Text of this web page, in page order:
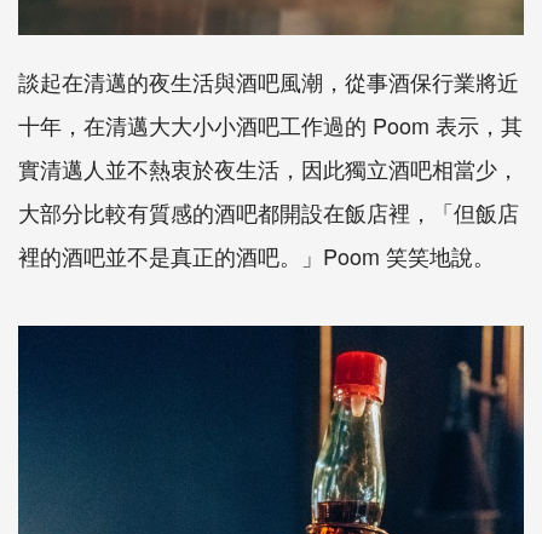
談起在清邁的夜生活與酒吧風潮，從事酒保行業將近
十年，在清邁大大小小酒吧工作過的 Poom 表示，其
實清邁人並不熱衷於夜生活，因此獨立酒吧相當少，
大部分比較有質感的酒吧都開設在飯店裡，「但飯店
裡的酒吧並不是真正的酒吧。」Poom 笑笑地說。